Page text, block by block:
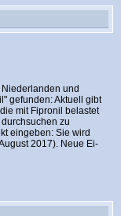
und
gefunden: Aktuell gibt
mit Fipronil belastet
zu
eingeben: Sie wird
2017). Neue Ei-